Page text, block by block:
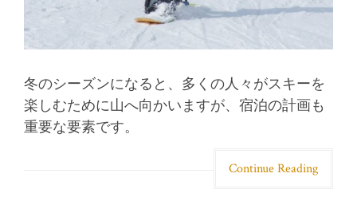
冬のシーズンになると、多くの人々がスキーを
楽しむために山へ向かいますが、宿泊の計画も
重要な要素です。
Continue Reading